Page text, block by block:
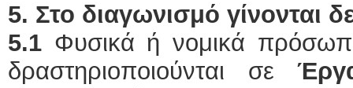
5. Στο διαγωνισμό γίνονται
5.1 Φυσικά ή νομικά
δραστηριοποιούνται σε